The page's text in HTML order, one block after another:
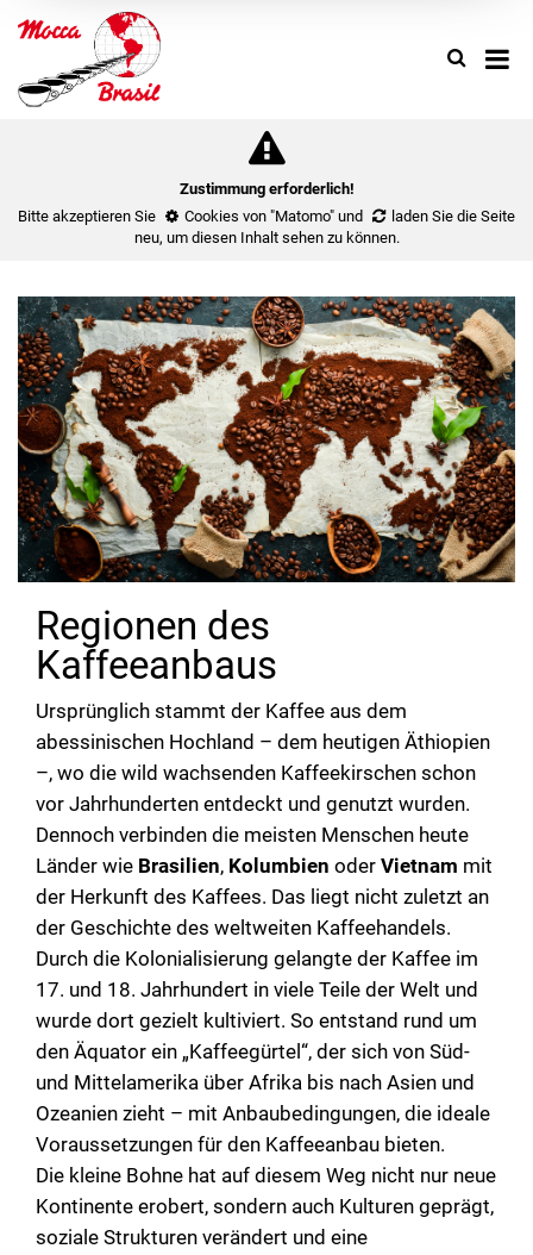
Zustimmung erforderlich!
Bitte akzeptieren Sie
Cookies von "Matomo" und
laden Sie die Seite
neu, um diesen Inhalt sehen zu können.
SearchUse
up
select
enter
to
go
to
search
result.
Touch
users
can
Regionen des
Kaffeeanbaus
Ursprünglich stammt der Kaffee aus dem
abessinischen Hochland – dem heutigen Äthiopien
–, wo die wild wachsenden Kaffeekirschen schon
vor Jahrhunderten entdeckt und genutzt wurden.
Dennoch verbinden die meisten Menschen heute
Länder wie Brasilien, Kolumbien oder Vietnam mit
der Herkunft des Kaffees. Das liegt nicht zuletzt an
der Geschichte des weltweiten Kaffeehandels.
Durch die Kolonialisierung gelangte der Kaffee im
17. und 18. Jahrhundert in viele Teile der Welt und
wurde dort gezielt kultiviert. So entstand rund um
den Äquator ein „Kaffeegürtel“, der sich von Süd-
und Mittelamerika über Afrika bis nach Asien und
Ozeanien zieht – mit Anbaubedingungen, die ideale
Voraussetzungen für den Kaffeeanbau bieten.
Die kleine Bohne hat auf diesem Weg nicht nur neue
Kontinente erobert, sondern auch Kulturen geprägt,
soziale Strukturen verändert und eine